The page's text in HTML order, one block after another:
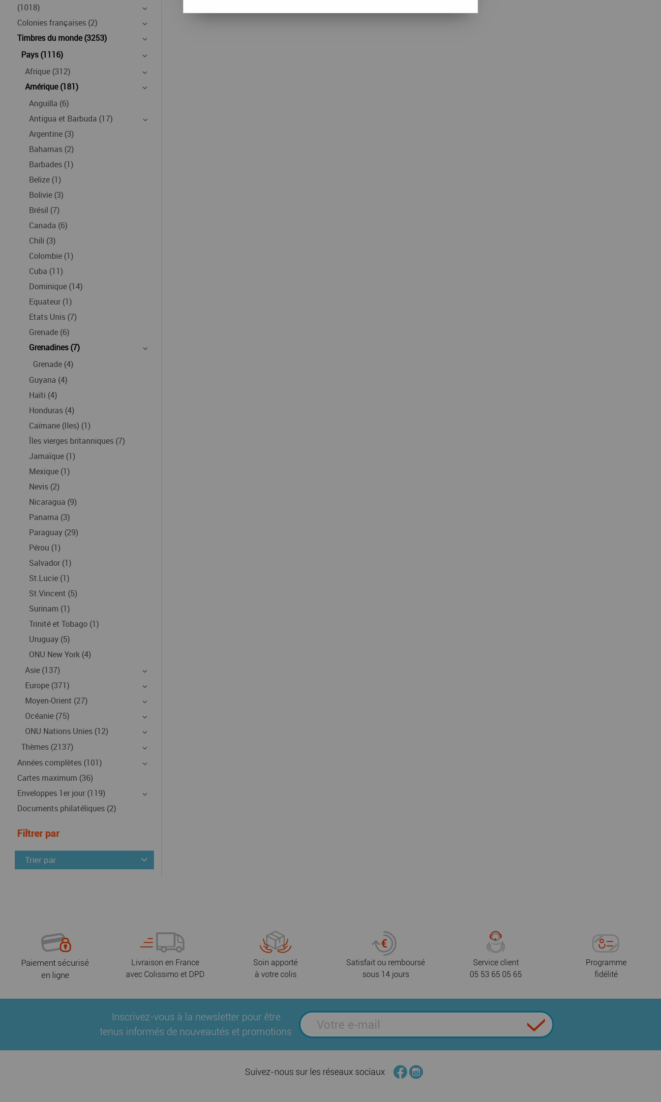
(1018)
Colonies françaises (2)
Timbres du monde (3253)
Pays (1116)
Afrique (312)
Amérique (181)
Anguilla (6)
Antigua et Barbuda (17)
Argentine (3)
Bahamas (2)
Barbades (1)
Belize (1)
Bolivie (3)
Brésil (7)
Canada (6)
Chili (3)
Colombie (1)
Cuba (11)
Dominique (14)
Equateur (1)
Etats Unis (7)
Grenade (6)
Grenadines (7)
Grenade (4)
Guyana (4)
Haïti (4)
Honduras (4)
Caïmane (Iles) (1)
Îles vierges britanniques (7)
Jamaïque (1)
Mexique (1)
Nevis (2)
Nicaragua (9)
Panama (3)
Paraguay (29)
Pérou (1)
Salvador (1)
St.Lucie (1)
St.Vincent (5)
Surinam (1)
Trinité et Tobago (1)
Uruguay (5)
ONU New York (4)
Asie (137)
Europe (371)
Moyen-Orient (27)
Océanie (75)
ONU Nations Unies (12)
Thèmes (2137)
Années complètes (101)
Cartes maximum (36)
Enveloppes 1er jour (119)
Documents philatéliques (2)
Filtrer par
Trier par
Paiement sécurisé
en ligne
Livraison en France
avec Colissimo et DPD
Soin apporté
à votre colis
Satisfait ou remboursé
sous 14 jours
Service client
05 53 65 05 65
Programme
fidélité
Inscrivez-vous à la newsletter pour être
tenus informés de nouveautés et promotions
Suivez-nous sur les réseaux sociaux